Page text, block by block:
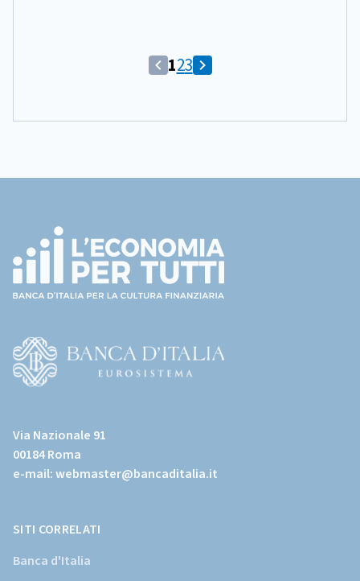
(Comando
Vai
(Comando
1Vai
2Vai
3Vai
schermata
page)
sito
istituzionale
della
Via Nazionale 91
00184 Roma
e-mail:webmaster@bancaditalia.it
SITI CORRELATI
Banca d'Italia